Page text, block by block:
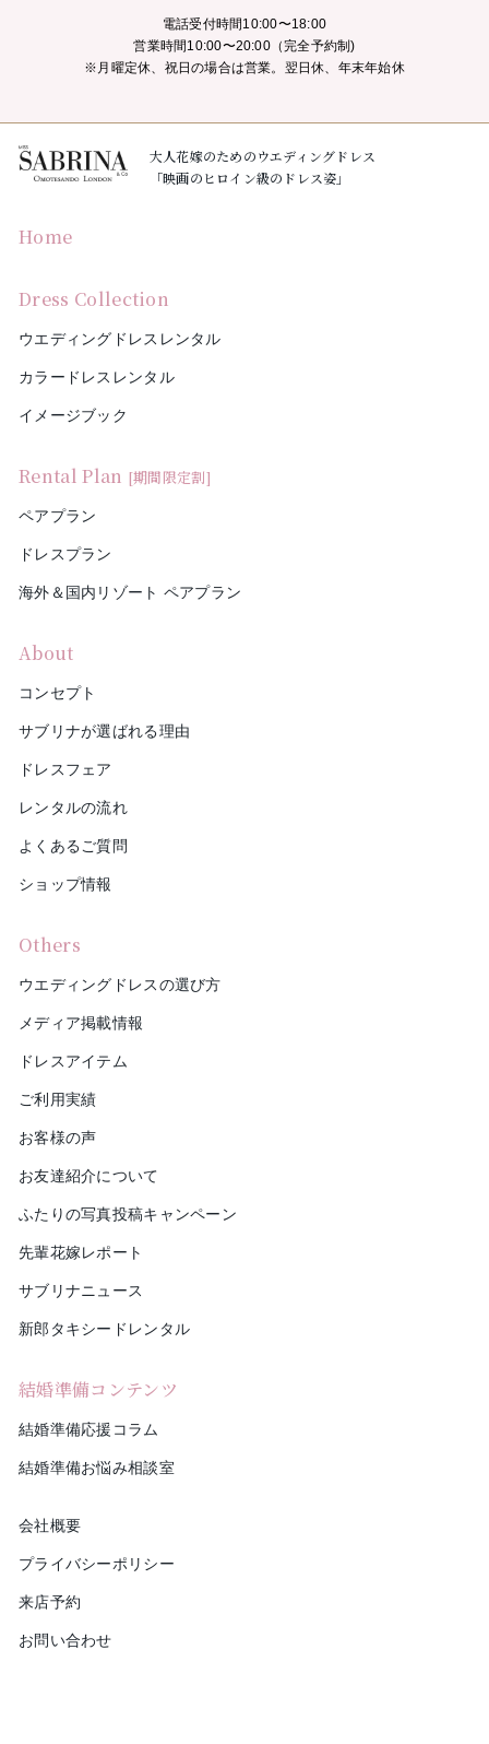
電話受付時間10:00〜18:00
営業時間10:00〜20:00（完全予約制)
※月曜定休、祝日の場合は営業。翌日休、年末年始休
大人花嫁のためのウエディングドレス
「映画のヒロイン級のドレス姿」
Home
Dress Collection
ウエディングドレスレンタル
カラードレスレンタル
イメージブック
Rental Plan [期間限定割]
ペアプラン
ドレスプラン
海外＆国内リゾート ペアプラン
About
コンセプト
サブリナが選ばれる理由
ドレスフェア
レンタルの流れ
よくあるご質問
ショップ情報
Others
ウエディングドレスの選び方
メディア掲載情報
ドレスアイテム
ご利用実績
お客様の声
お友達紹介について
ふたりの写真投稿キャンペーン
先輩花嫁レポート
サブリナニュース
新郎タキシードレンタル
結婚準備コンテンツ
結婚準備応援コラム
結婚準備お悩み相談室
会社概要
プライバシーポリシー
来店予約
お問い合わせ